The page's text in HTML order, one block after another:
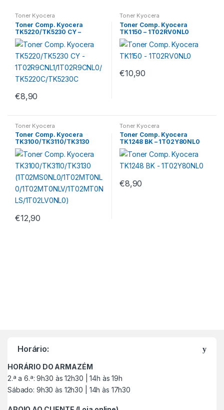
Toner Kyocera
Toner Comp. Kyocera
TK5220/TK5230 CY –
1T02R9CNL1/1T02R9CNL0/T
K5220C/TK5230C
€8,90
Toner Kyocera
Toner Comp. Kyocera
TK1150 – 1T02RV0NL0
€10,90
Toner Kyocera
Toner Comp. Kyocera
TK3100/TK3110/TK3130
(1T02MS0NL0/1T02MT0NL
0/1T02MT0NLV/1T02MT0N
LS/1T02LV0NL0)
€12,90
Toner Kyocera
Toner Comp. Kyocera
TK1248 BK – 1T02Y80NL0
€8,90
Horário:
HORÁRIO DO ARMAZÉM
2.ª a 6.ª: 9h30 às 12h30 | 14h às 19h
Sábado: 9h30 às 12h30 | 14h às 17h30